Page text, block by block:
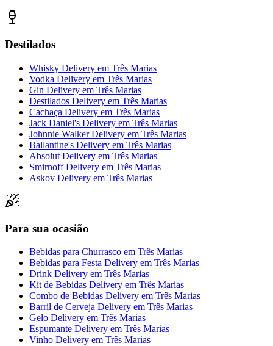
Destilados
Whisky Delivery em Três Marias
Vodka Delivery em Três Marias
Gin Delivery em Três Marias
Destilados Delivery em Três Marias
Cachaça Delivery em Três Marias
Jack Daniel's Delivery em Três Marias
Johnnie Walker Delivery em Três Marias
Ballantine's Delivery em Três Marias
Absolut Delivery em Três Marias
Smirnoff Delivery em Três Marias
Askov Delivery em Três Marias
Para sua ocasião
Bebidas para Churrasco em Três Marias
Bebidas para Festa Delivery em Três Marias
Drink Delivery em Três Marias
Kit de Bebidas Delivery em Três Marias
Combo de Bebidas Delivery em Três Marias
Barril de Cerveja Delivery em Três Marias
Gelo Delivery em Três Marias
Espumante Delivery em Três Marias
Vinho Delivery em Três Marias